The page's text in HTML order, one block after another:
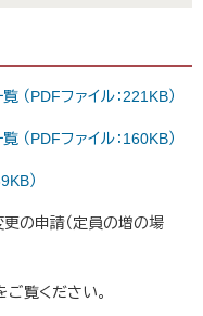
（PDFファイル：221KB）
（PDFファイル：160KB）
）
の申請（定員の増の場
覧ください。